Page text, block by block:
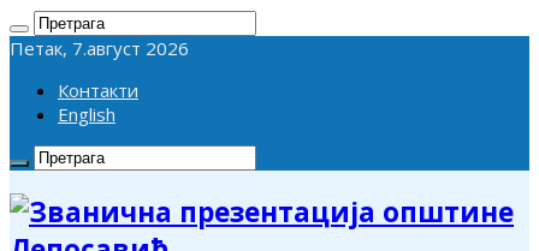
Петак, 7.август 2026
Контакти
English